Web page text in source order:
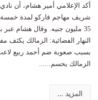
أكد الإعلامي أمير هشام، أن
شريف مهاجم فاركو لمدة خمسة
النهار الفضائية: الزمالك
الزمالك يحسم......
المزيد ...